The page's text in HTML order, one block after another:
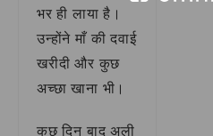
भर ही लाया है।
उन्होंने माँ की दवाई
खरीदी और कुछ
अच्छा खाना भी।
कुछ दिन बाद अली